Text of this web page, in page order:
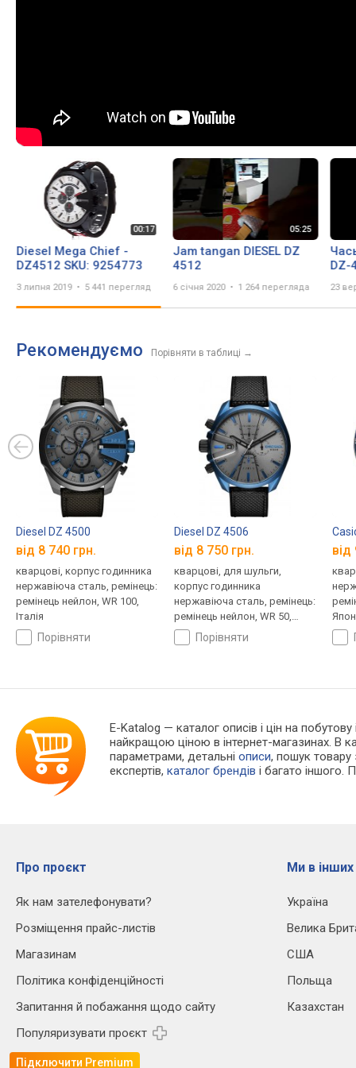
Diesel Mega Chief -
DZ4512 SKU: 9254773
3 липня 2019 5 441 перегляд
Jam tangan DIESEL DZ
4512
6 січня 2020 1 264 перегляда
DZ-
23
Рекомендуємо Порівняти в таблиці →
Diesel DZ 4500
від 8 740 грн.
кварцові, корпус годинника
нержавіюча сталь, ремінець:
ремінець нейлон, WR 100,
Італія
порівняти
Diesel DZ 4506
від 8 750 грн.
кварцові, для шульги,
корпус годинника
нержавіюча сталь, ремінець:
ремінець нейлон, WR 50,
Італіяпорівняти
від
E-Katalog — каталог описів і цін на
найкращою ціною в інтернет-магазинах. В
параметрами, детальніописи, пошук
експертів,каталог брендів і багато іншого.
Про проєкт
Як нам зателефонувати?
Розміщення прайс-листів
Магазинам
Політика конфіденційності
Запитання й побажання щодо сайту
Популяризувати проєкт
Підключити Premium
Ми в інших
Україна
Велика
США
Польща
Казахстан